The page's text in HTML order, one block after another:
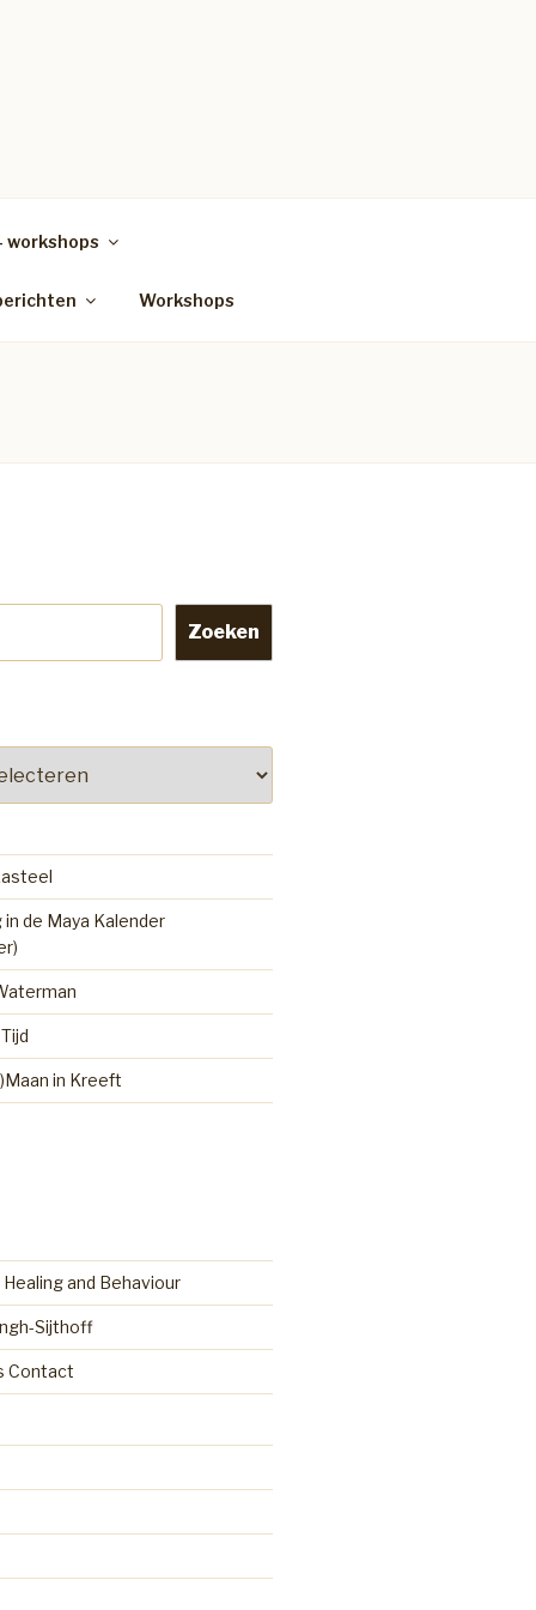
workshops
Workshops
Zoeken
de Maya Kalender
in Kreeft
and Behaviour
Sijthoff
Contact